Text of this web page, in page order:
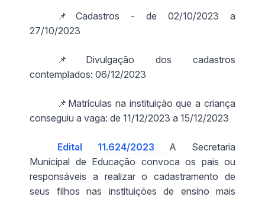
📌Cadastros - de 02/10/2023 a
27/10/2023
📌Divulgação dos cadastros
contemplados: 06/12/2023
📌Matrículas na instituição que a criança
conseguiu a vaga: de 11/12/2023 a 15/12/2023
Edital 11.624/2023 A Secretaria
Municipal de Educação convoca os pais ou
responsáveis a realizar o cadastramento de
seus filhos nas instituições de ensino mais